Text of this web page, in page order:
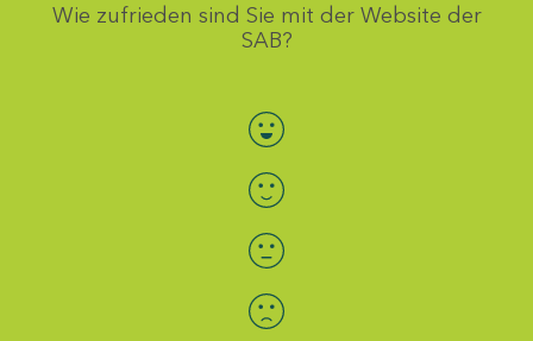
Wie zufrieden sind Sie mit der Website der
SAB?
Bewertung auswählen